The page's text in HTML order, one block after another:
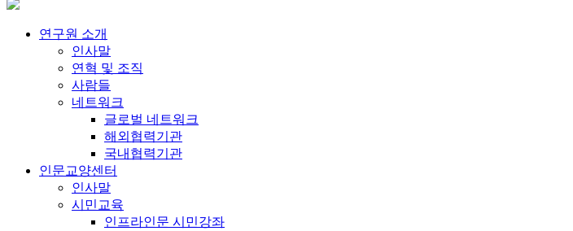
연구원 소개
인사말
연혁 및 조직
사람들
네트워크
글로벌 네트워크
해외협력기관
국내협력기관
인문교양센터
인사말
시민교육
인프라인문 시민강좌